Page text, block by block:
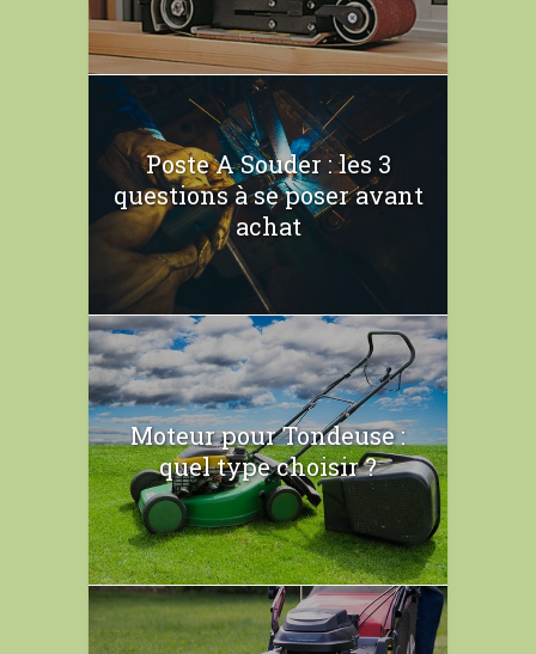
Poste A Souder : les 3
questions à se poser avant
achat
Moteur pour Tondeuse :
quel type choisir ?